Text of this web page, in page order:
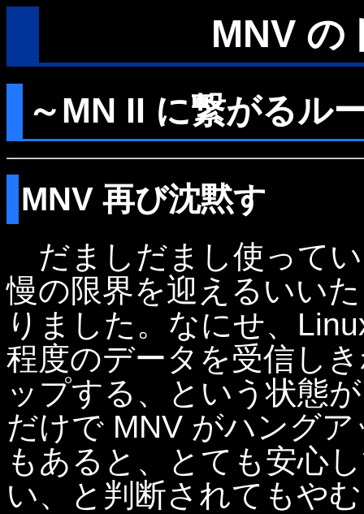
MNV の
～MN II に繋がるル
MNV 再び沈黙す
だましだまし使って
慢の限界を迎えるいい
りました。なにせ、
程度のデータを受信し
ップする、という状態
だけで MNV がハング
もあると、とても安心
い、と判断されてもや